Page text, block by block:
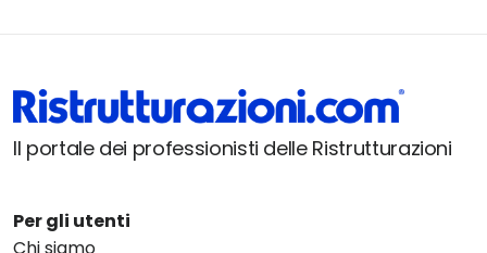
Il portale dei professionisti delle Ristrutturazioni
Per gli utenti